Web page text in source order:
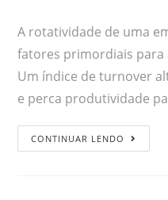
A rotatividade de uma
fatores primordiais para
Um índice de turnover
e perca produtividade
CONTINUAR LENDO